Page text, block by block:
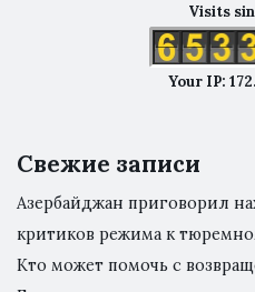
Visits
Your IP:
Свежие записи
Азербайджан приговорил
критиков режима к
Кто может помочь с